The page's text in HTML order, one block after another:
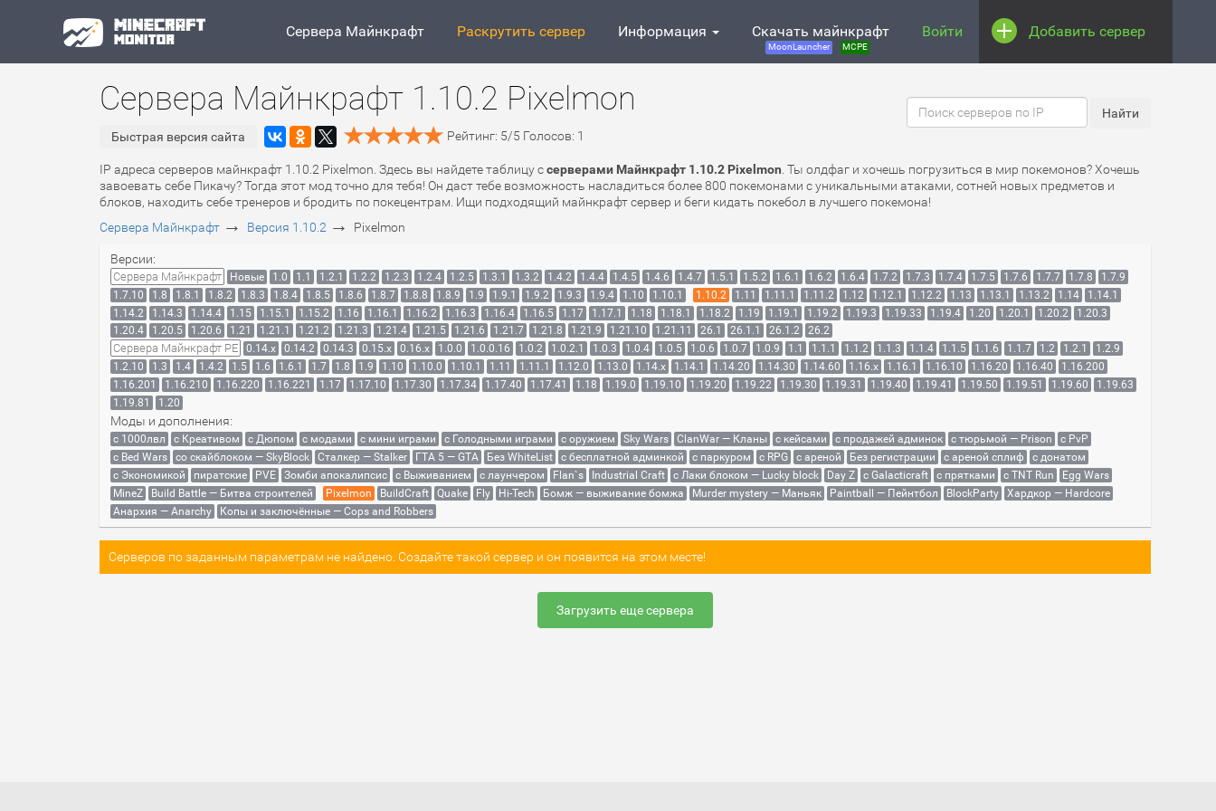
Сервера Майнкрафт Раскрутить сервер Информация Скачать майнкрафт
MoonLauncher MCPE
Войти Добавить сервер
Сервера Майнкрафт 1.10.2 Pixelmon
Быстрая версия сайта Рейтинг: 5/5 Голосов: 1
IP адреса серверов майнкрафт 1.10.2 Pixelmon. Здесь вы найдете таблицу ссерверами Майнкрафт 1.10.2 Pixelmon . Ты олдфаг и хочешь погрузиться в мир покемонов? Хочешь
завоевать себе Пикачу? Тогда этот мод точно для тебя! Он даст тебе возможность насладиться более 800 покемонами с уникальными атаками, сотней новых предметов и
блоков, находить себе тренеров и бродить по покецентрам. Ищи подходящий майнкрафт сервер и беги кидать покебол в лучшего покемона!
Сервера Майнкрафт → Версия 1.10.2 → Pixelmon
Версии:
Сервера Майнкрафт Новые 1.0 1.1 1.2.1 1.2.2 1.2.3 1.2.4 1.2.5 1.3.1 1.3.2 1.4.2 1.4.4 1.4.5 1.4.6 1.4.7 1.5.1 1.5.2 1.6.1 1.6.2 1.6.4 1.7.2 1.7.3 1.7.4 1.7.5 1.7.6 1.7.7 1.7.8
1.7.9
1.7.10
1.8 1.8.1 1.8.2 1.8.3 1.8.4 1.8.5 1.8.6 1.8.7 1.8.8 1.8.9 1.9 1.9.1 1.9.2 1.9.3 1.9.4 1.10 1.10.1 1.10.2 1.11 1.11.1 1.11.2 1.12 1.12.1 1.12.2 1.13 1.13.1 1.13.2 1.14
1.14.1
1.14.2
1.14.3 1.14.4 1.15 1.15.1 1.15.2 1.16 1.16.1 1.16.2 1.16.3 1.16.4 1.16.5 1.17 1.17.1 1.18 1.18.1 1.18.2 1.19 1.19.1 1.19.2 1.19.3 1.19.33 1.19.4 1.20 1.20.1 1.20.2
1.20.3
1.20.4
1.20.5 1.20.6 1.21 1.21.1 1.21.2 1.21.3 1.21.4 1.21.5 1.21.6 1.21.7 1.21.8 1.21.9 1.21.10 1.21.11 26.1 26.1.1 26.1.2 26.2
Сервера Майнкрафт PE 0.14.x 0.14.2 0.14.3 0.15.x 0.16.x 1.0.0 1.0.0.16 1.0.2 1.0.2.1 1.0.3 1.0.4 1.0.5 1.0.6 1.0.7 1.0.9 1.1 1.1.1 1.1.2 1.1.3 1.1.4 1.1.5 1.1.6 1.1.7 1.2 1.2.1
1.2.9
1.2.10
1.3 1.4 1.4.2 1.5 1.6 1.6.1 1.7 1.8 1.9 1.10 1.10.0 1.10.1 1.11 1.11.1 1.12.0 1.13.0 1.14.x 1.14.1 1.14.20 1.14.30 1.14.60 1.16.x 1.16.1 1.16.10 1.16.20 1.16.40
1.16.200
1.16.201
1.16.210 1.16.220 1.16.221 1.17 1.17.10 1.17.30 1.17.34 1.17.40 1.17.41 1.18 1.19.0 1.19.10 1.19.20 1.19.22 1.19.30 1.19.31 1.19.40 1.19.41 1.19.50 1.19.51 1.19.60
1.19.63
1.19.81
1.20
Моды и дополнения:
с 1000лвл c Креативом с Дюпом с модами с мини играми с Голодными играми с оружием Sky Wars ClanWar — Кланы с кейсами с продажей админок с тюрьмой — Prison
с PvP
с Bed Wars
со скайблоком — SkyBlock Сталкер — Stalker ГТА 5 — GTA Без WhiteList с бесплатной админкой с паркуром с RPG с ареной Без регистрации с ареной сплиф
с донатом
с Экономикой
пиратские PVE Зомби апокалипсис с Выживанием с лаунчером Flan`s Industrial Craft с Лаки блоком — Lucky block Day Z с Galacticraft с прятками с TNT Run
Egg Wars
MineZ
Build Battle — Битва строителей Pixelmon BuildCraft Quake Fly Hi-Tech Бомж — выживание бомжа Murder mystery — Маньяк Paintball — Пейнтбол BlockParty
Хардкор — Hardcore
Анархия — Anarchy
Копы и заключённые — Cops and Robbers
Серверов по заданным параметрам не найдено. Создайте такой сервер и он появится на этом месте!
Загрузить еще сервера